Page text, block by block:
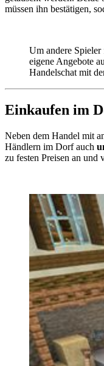
müssen ihn bestätigen,
Um andere
eigene Angebote
Handelschat mit
Einkaufen im
Neben dem Handel mit
Händlern im Dorf auch
zu festen Preisen an und